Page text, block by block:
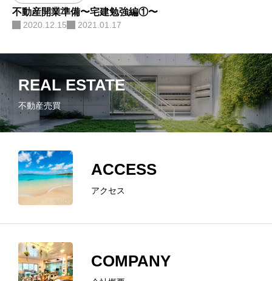
不動産開業準備〜宅建勉強編①〜
2020.12.15 2021.01.17
REAL ESTATE
不動産売買
ACCESS
アクセス
COMPANY